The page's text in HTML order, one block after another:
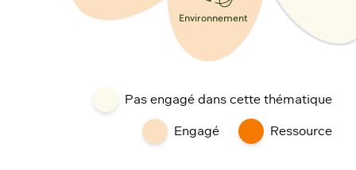
Environnement
Pas engagé dans cette thématique
Engagé Ressource